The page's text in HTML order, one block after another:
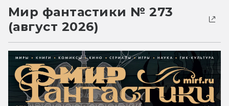
Мир фантастики № 273
(август 2026)